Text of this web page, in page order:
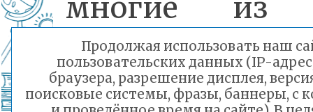
многие из
трудятся и
день. За
Продолжая использовать наш
пользовательских данных (IP-
браузера, разрешение дисплея,
поисковые системы, фразы, баннеры, с